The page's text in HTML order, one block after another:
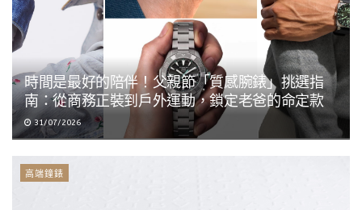
時間是最好的陪伴！父親節「質感腕錶」挑選指
南：從商務正裝到戶外運動，鎖定老爸的命定款
31/07/2026
高端鐘錶